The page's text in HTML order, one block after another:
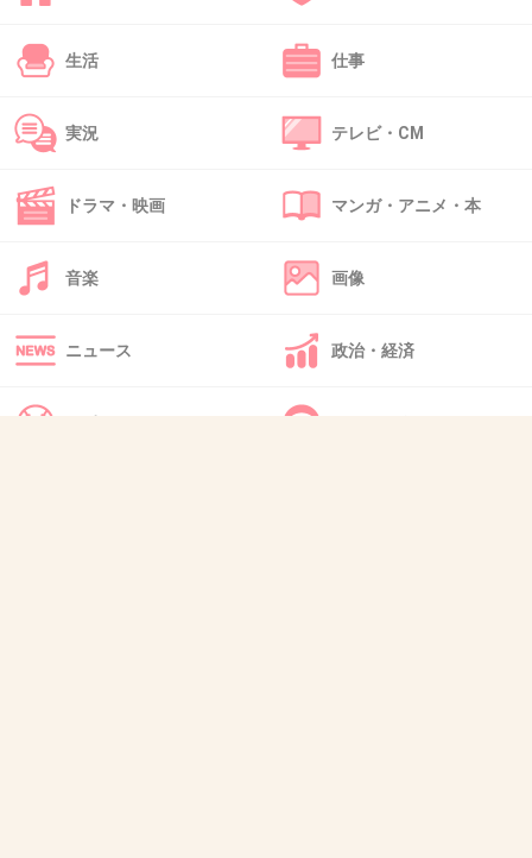
だったと思う。
+9
なんで解散か答え合わせしたの？
生活 仕事
実況 テレビ・CM
ドラマ・映画 マンガ・アニメ・本
音楽 画像
ニュース 政治・経済